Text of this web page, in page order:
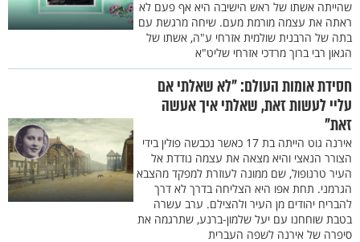
שהייתה אשתו של ראש הישיבה היא אף פעם לא
ראתה את עצמה מורמת מעם. שיחה מרגשת עם
בתה של הרבנית שולמית אזרחי ע"ה, אשתו של
הגאון רבי ברוך מרדכי אזרחי שליט"א
חסידת אומות העולם: "לא שאלתי אם
עליי לעשות זאת, שאלתי איך אעשה
זאת"
אירנה גוט הייתה בת 17 כאשר נכבשה פולין בידי
הצורר הנאצי והיא מצאה את עצמה נודדת אל
העיר טרנופול, שם ממונה לעוזרת למפקד מהצבא
הגרמני. תחת אפו היא הצליחה בדרך לא דרך
להבריח יהודים מן העיר ולהצילם. ערב עשרה
בטבת שוחחנו עם יעל שלמון-ברנע, שתרגמה את
סיפרה של אירנה לשפה העברית